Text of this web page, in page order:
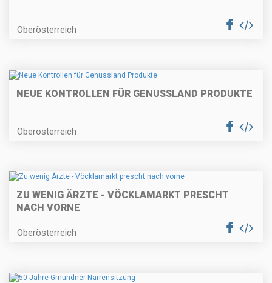
Oberösterreich
NEUE KONTROLLEN FÜR GENUSSLAND PRODUKTE
Oberösterreich
ZU WENIG ÄRZTE - VÖCKLAMARKT PRESCHT
NACH VORNE
Oberösterreich